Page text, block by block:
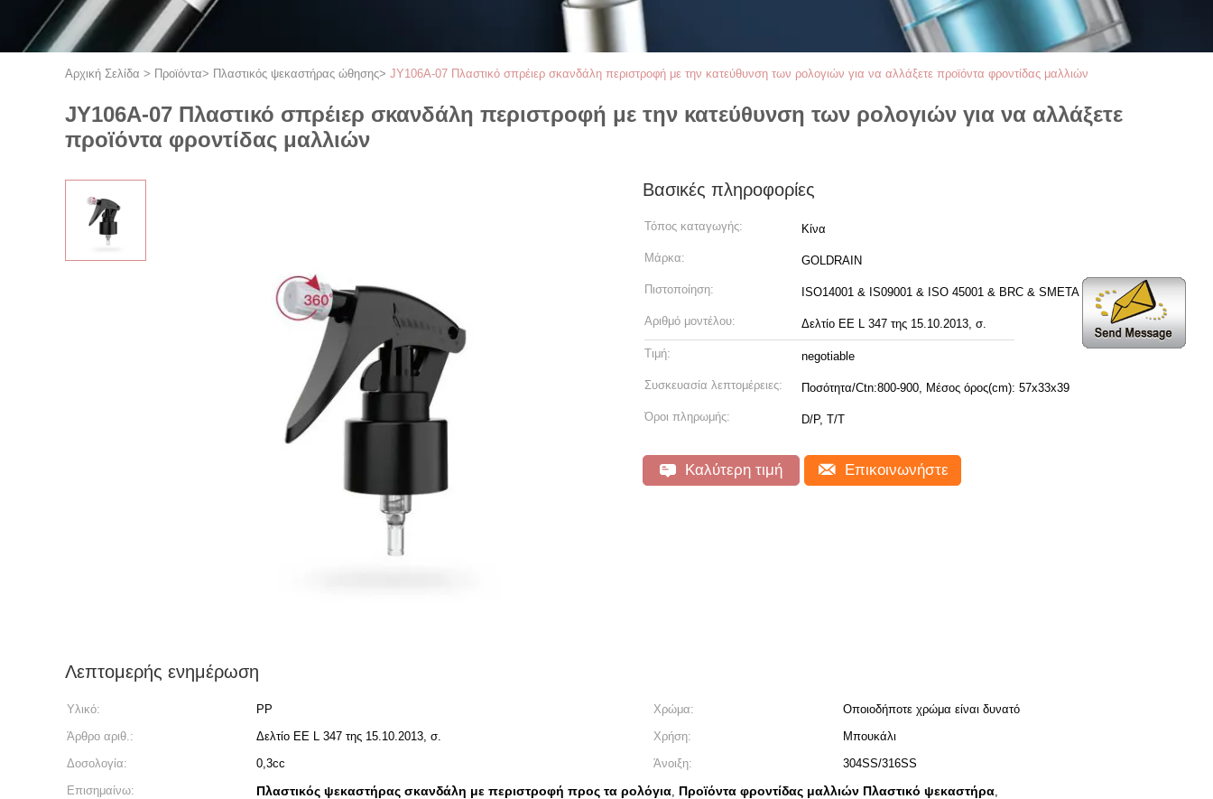
Αρχική Σελίδα > Προϊόντα> Πλαστικός ψεκαστήρας ώθησης> JY106A-07 Πλαστικό σπρέιερ σκανδάλη περιστροφή με την κατεύθυνση των ρολογιών για να αλλάξετε προϊόντα φροντίδας μαλλιών
JY106A-07 Πλαστικό σπρέιερ σκανδάλη περιστροφή με την κατεύθυνση των ρολογιών για να αλλάξετε
προϊόντα φροντίδας μαλλιών
Βασικές πληροφορίες
Τόπος καταγωγής: Κίνα
Μάρκα: GOLDRAIN
Πιστοποίηση: ISO14001 & IS09001 & ISO 45001 & BRC & SMETA 6.1
Αριθμό μοντέλου: Δελτίο ΕΕ L 347 της 15.10.2013, σ.
Τιμή: negotiable
Συσκευασία λεπτομέρειες: Ποσότητα/Ctn:800-900, Μέσος όρος(cm): 57x33x39
Όροι πληρωμής: D/P, T/T
Καλύτερη τιμή Επικοινωνήστε
Λεπτομερής ενημέρωση
Υλικό: PP Χρώμα:
Οποιοδήποτε χρώμα είναι δυνατό
Άρθρο αριθ.:
Δελτίο ΕΕ L 347 της 15.10.2013, σ. Χρήση:
Μπουκάλι
Δοσολογία:
0,3cc Άνοιξη:
304SS/316SS
Επισημαίνω:
Πλαστικός ψεκαστήρας σκανδάλη με περιστροφή προς τα ρολόγια, Προϊόντα φροντίδας μαλλιών Πλαστικό ψεκαστήρα,